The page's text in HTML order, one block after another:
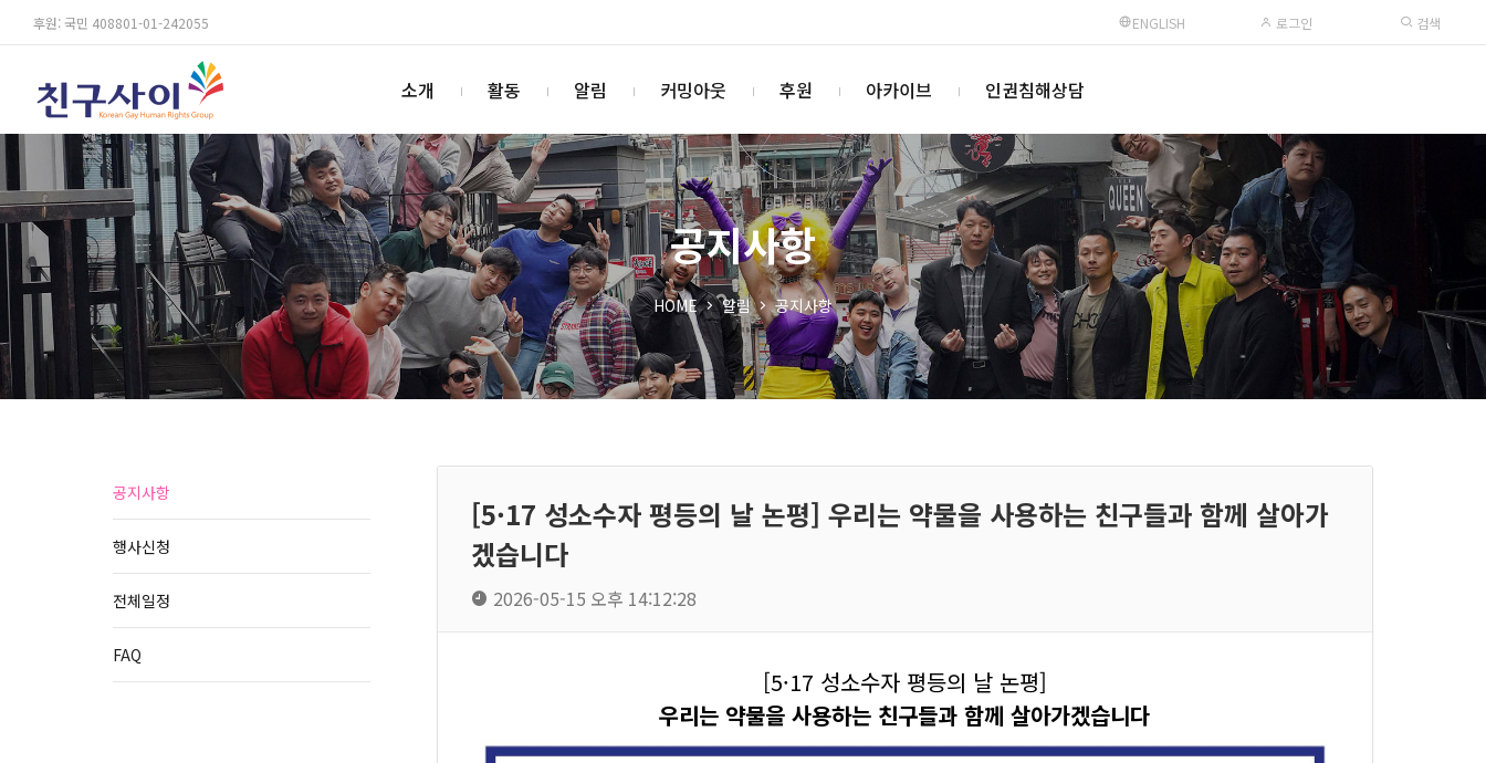
후원: 국민 408801-01-242055 ENGLISH 로그인 검색
소개 활동 알림 커밍아웃 후원 아카이브 인권침해상담
공지사항
HOME 알림 공지사항
공지사항
행사신청
전체일정
FAQ
[5·17 성소수자 평등의 날 논평] 우리는 약물을 사용하는 친구들과 함께 살아가
겠습니다
2026-05-15 오후 14:12:28
[5·17 성소수자 평등의 날 논평]
우리는 약물을 사용하는 친구들과 함께 살아가겠습니다